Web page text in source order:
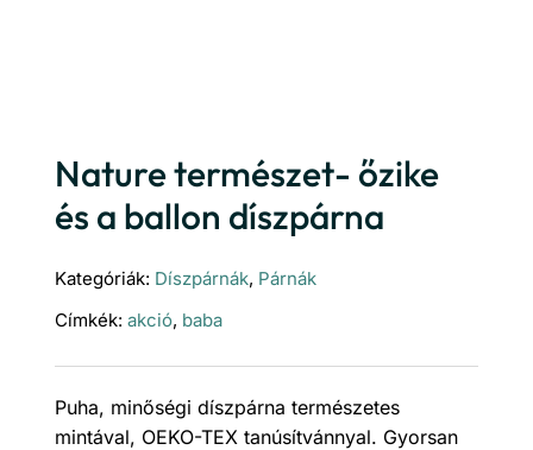
Nature természet- őzike
és a ballon díszpárna
Kategóriák: Díszpárnák, Párnák
Címkék: akció, baba
Puha, minőségi díszpárna természetes
mintával, OEKO-TEX tanúsítvánnyal. Gyorsan